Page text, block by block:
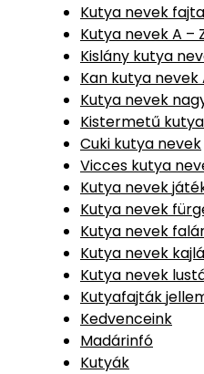
Kutya nevek
Kutya nevek A –
Kislány kutya
Kan kutya nevek
Kutya nevek
Kistermetű
Cuki kutya nevek
Vicces kutya
Kutya nevek
Kutya nevek
Kutya nevek
Kutya nevek
Kutya nevek
Kutyafajták
Kedvenceink
Madárinfó
Kutyák